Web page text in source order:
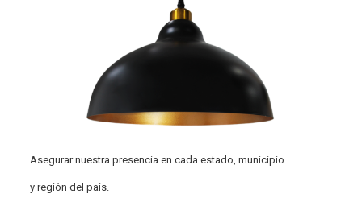
Asegurar nuestra presencia en cada estado, municipio
y región del país.